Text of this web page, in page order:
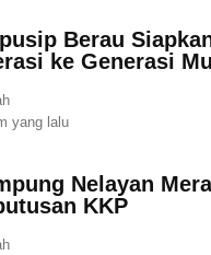
Berau
ke Generasi
yang lalu
Nelayan
KKP